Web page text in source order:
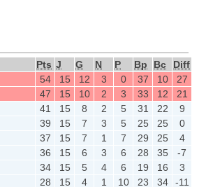
Pts J G N P Bp Bc
Diff
54 15 12 3 0 37 10
27
47 15 10 2 3 33 12
21
41 15 8 2 5 31 22
9
39 15 7 3 5 25 25
0
37 15 7 1 7 29 25
4
36 15 6 3 6 28 35
-7
34 15 5 4 6 19 16
3
28 15 4 1 10 23 34
-11